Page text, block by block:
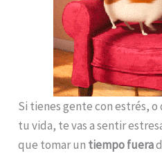
Si tienes gente con estrés,
tu vida, te vas a sentir
que tomar un tiempo fuera